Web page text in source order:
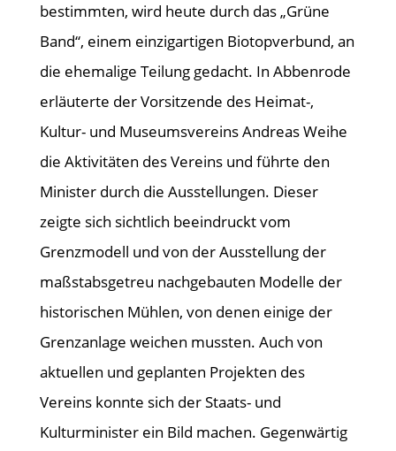
bestimmten, wird heute durch das „Grüne
Band“, einem einzigartigen Biotopverbund, an
die ehemalige Teilung gedacht. In Abbenrode
erläuterte der Vorsitzende des Heimat-,
Kultur- und Museumsvereins Andreas Weihe
die Aktivitäten des Vereins und führte den
Minister durch die Ausstellungen. Dieser
zeigte sich sichtlich beeindruckt vom
Grenzmodell und von der Ausstellung der
maßstabsgetreu nachgebauten Modelle der
historischen Mühlen, von denen einige der
Grenzanlage weichen mussten. Auch von
aktuellen und geplanten Projekten des
Vereins konnte sich der Staats- und
Kulturminister ein Bild machen. Gegenwärtig